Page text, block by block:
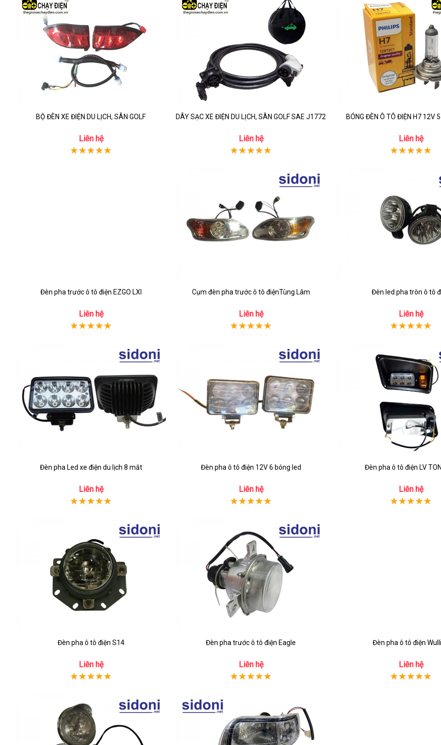
BỘ ĐÈN XE ĐIỆN DU LỊCH, SÂN GOLF
Liên hệ
DÂY SẠC XE ĐIỆN DU LỊCH, SÂN GOLF SAE J1772
Liên hệ
BÓNG ĐÈN Ô TÔ ĐIỆN H7 12V
Liên hệ
Đèn pha trước ô tô điện EZGO LXI
Liên hệ
Cụm đèn pha trước ô tô điệnTùng Lâm
Liên hệ
Đèn led pha tròn ô tô
Liên hệ
Đèn pha Led xe điện du lịch 8 mắt
Liên hệ
Đèn pha ô tô điện 12V 6 bóng led
Liên hệ Liên hệ
Đèn pha ô tô điện S14
Liên hệ
Đèn pha trước ô tô điện Eagle
Liên hệ
Đèn pha ô tô điện
Liên hệ